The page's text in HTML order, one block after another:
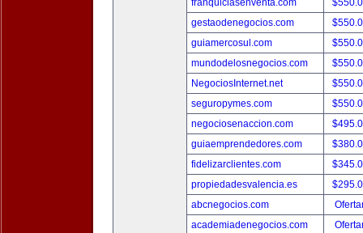
franquiciasenventa.com
gestaodenegocios.com
guiamercosul.com
mundodelosnegocios.com
NegociosInternet.net
seguropymes.com
negociosenaccion.com
guiaemprendedores.com
fidelizarclientes.com
propiedadesvalencia.es
abcnegocios.com
academiadenegocios.com